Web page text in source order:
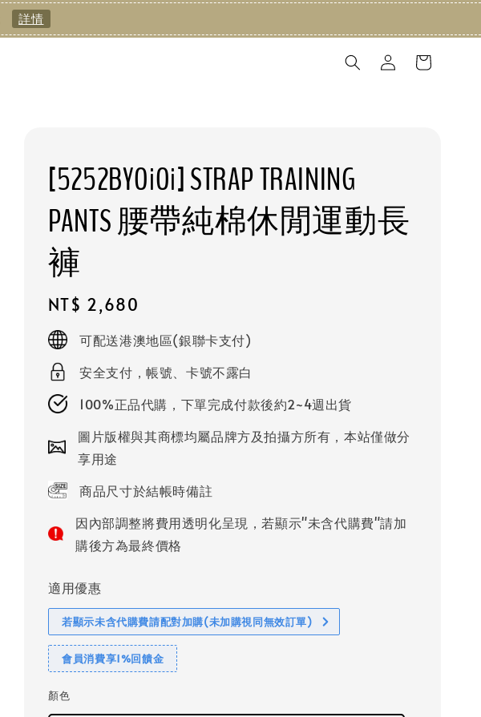
詳情
[5252BYOiOi] STRAP TRAINING
PANTS 腰帶純棉休閒運動長
褲
Regular
price
NT$ 2,680
可配送港澳地區(銀聯卡支付)
安全支付，帳號、卡號不露白
100%正品代購，下單完成付款後約2~4週出貨
圖片版權與其商標均屬品牌方及拍攝方所有，本站僅做分
享用途
商品尺寸於結帳時備註
因內部調整將費用透明化呈現，若顯示"未含代購費"請加
購後方為最終價格
適用優惠
若顯示未含代購費請配對加購(未加購視同無效訂單)
會員消費享1%回饋金
顏色